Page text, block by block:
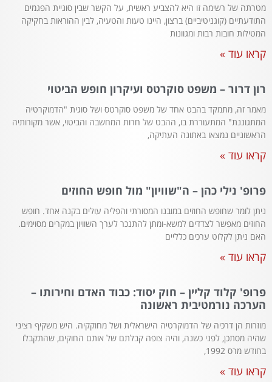
מטרתה של רשימה זו היא להצביע ראשית, על הקשר שבין סוגיית הפגמים
התודעתיים (קוגניטיביים) ברצון, היינו טעות והטעיה, לבין ההוראות בחקיקה
המטילות חובות רבות ומגוונות
קראו עוד »
רון דרור – משפט סוקרטס ועיקרון חופש הביטוי
מאמר זה, מתמקד בהבט אחד של משפט סוקרטס ושל סוגית "הדמוקרטיה
המתגוננת" המתעוררת בו, ההבט של חרות המחשבה והביטוי, אשר מקורותיה
הראשוניים נמצאו באתונה העתיקה,
קראו עוד »
פרופ' נילי כהן – ה"שוויון" מול חופש החוזים
ניתן לומר שחופש החוזים במובנו המסורתי והפליה עולים בקנה אחד. חופש
החוזים מאפשר לצדדים למשא-ומתן להתנכר לערך השוויון במקרים מסוימים.
האם ניתן לקלוט ערכים כלליים
קראו עוד »
פרופ' קלוד קליין – חוק יסוד: כבוד האדם וחירותו –
הערכה נורמטיבית ראשונה
מוזרות הן דרכיה של הדמוקרטיה הישראלית ושל מחוקקיה. היש משקיף רציני
שהיה מסתכן, לפני כשנה, והיה צופה קבלתם של אותם החוקים, שהתקבלו
בחודש מרס 1992,
קראו עוד »